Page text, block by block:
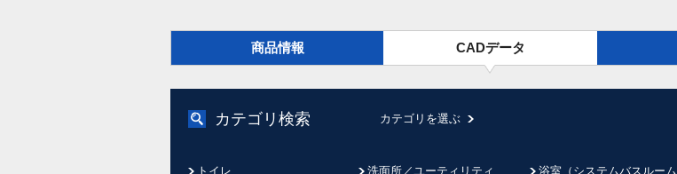
商品情報 CADデータ
カテゴリ検索 カテゴリを選ぶ
トイレ 洗面所／ユーティリティ
浴室（システムバスルーム